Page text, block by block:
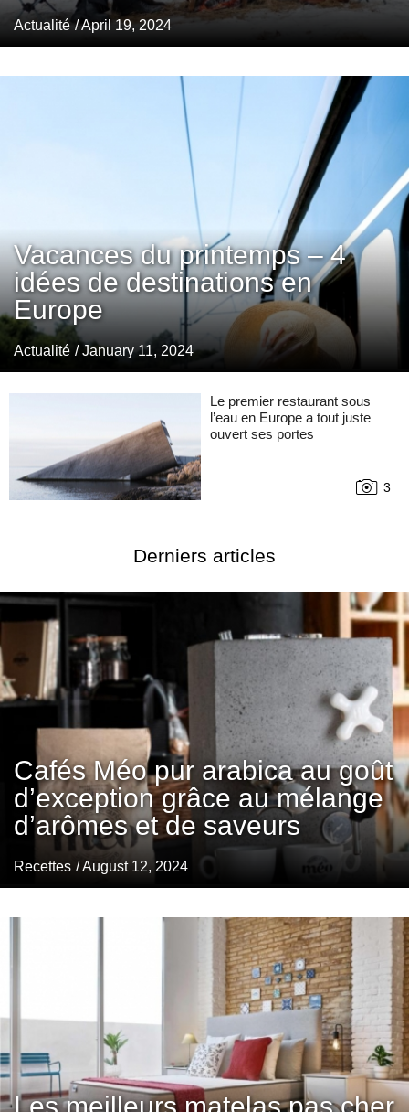
Actualité / April 19, 2024
Vacances du printemps – 4
idées de destinations en
Europe
Actualité / January 11, 2024
Le premier restaurant sous
l’eau en Europe a tout juste
ouvert ses portes
3
Derniers articles
Cafés Méo pur arabica au goût
d’exception grâce au mélange
d’arômes et de saveurs
Recettes / August 12, 2024